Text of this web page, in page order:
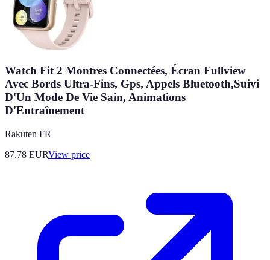
Watch Fit 2 Montres Connectées, Écran Fullview
Avec Bords Ultra-Fins, Gps, Appels Bluetooth,Suivi
D'Un Mode De Vie Sain, Animations
D'Entraînement
Rakuten FR
87.78 EURView price